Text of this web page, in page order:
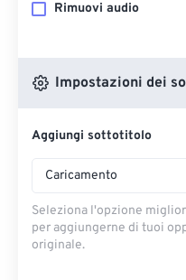
Rimuovi audio
Impostazioni dei
Aggiungi sottotitolo
Caricamento
Seleziona l'opzione
per aggiungerne di tuoi
originale.